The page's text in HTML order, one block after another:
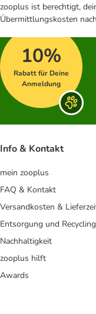
zooplus ist berechtigt,
Übermittlungskosten
10%
Rabatt für Deine
Anmeldung
Info & Kontakt
mein zooplus
FAQ & Kontakt
Versandkosten &
Entsorgung und Recycling
Nachhaltigkeit
zooplus hilft
Awards